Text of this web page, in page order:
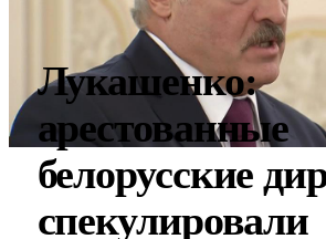
Лукашенко:
арестованные
белорусские
спекулировали